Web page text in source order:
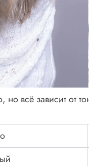
всё зависит от